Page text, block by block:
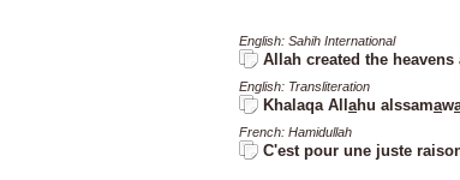
English: Sahih International
Allah created the
English: Transliteration
Khalaqa All ahu al ssamaw
French: Hamidullah
C'est pour une juste